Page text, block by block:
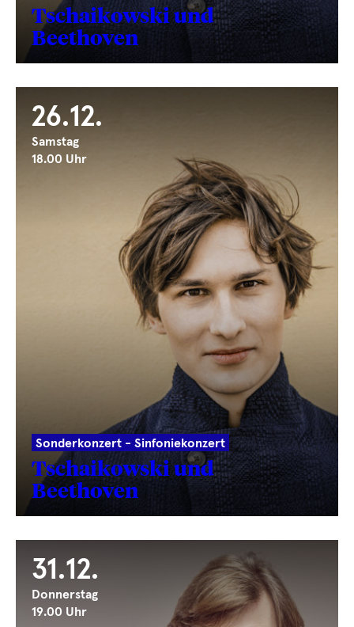
Tschaikowski und
Beethoven
26.12.
Samstag
18.00 Uhr
Sonderkonzert - Sinfoniekonzert
Tschaikowski und
Beethoven
31.12.
Donnerstag
19.00 Uhr